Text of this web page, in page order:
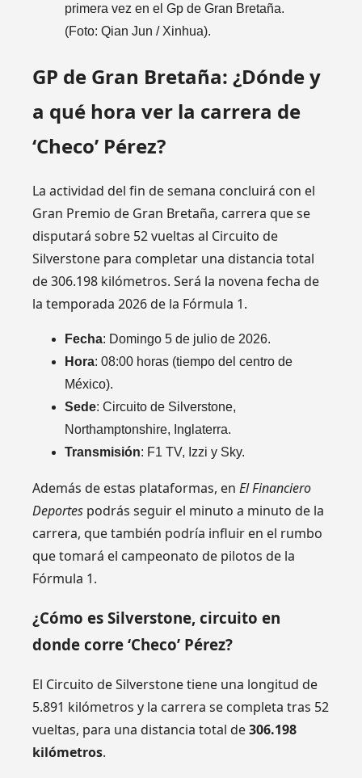
primera vez en el Gp de Gran Bretaña.
(Foto: Qian Jun / Xinhua).
GP de Gran Bretaña: ¿Dónde y
a qué hora ver la carrera de
‘Checo’ Pérez?
La actividad del fin de semana concluirá con el
Gran Premio de Gran Bretaña, carrera que se
disputará sobre 52 vueltas al Circuito de
Silverstone para completar una distancia total
de 306.198 kilómetros. Será la novena fecha de
la temporada 2026 de la Fórmula 1.
Fecha: Domingo 5 de julio de 2026.
Hora: 08:00 horas (tiempo del centro de
México).
Sede: Circuito de Silverstone,
Northamptonshire, Inglaterra.
Transmisión: F1 TV, Izzi y Sky.
Además de estas plataformas, enEl Financiero
Deportes podrás seguir el minuto a minuto de la
carrera, que también podría influir en el rumbo
que tomará el campeonato de pilotos de la
Fórmula 1.
¿Cómo es Silverstone, circuito en
donde corre ‘Checo’ Pérez?
El Circuito de Silverstone tiene una longitud de
5.891 kilómetros y la carrera se completa tras 52
vueltas, para una distancia total de306.198
kilómetros.